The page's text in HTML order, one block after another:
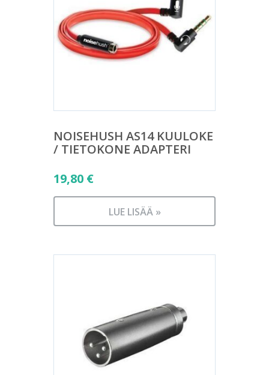
NOISEHUSH AS14 KUULOKE
/ TIETOKONE ADAPTERI
19,80 €
LUE LISÄÄ »